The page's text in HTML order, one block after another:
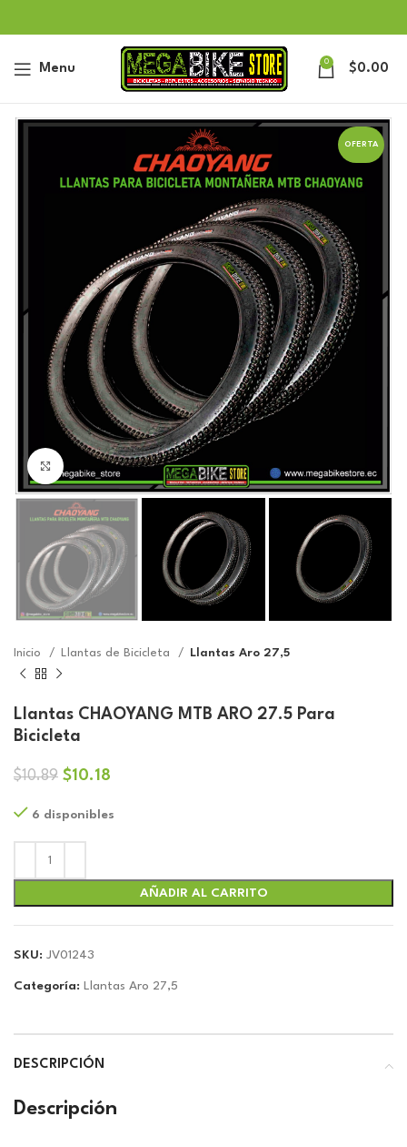
Menu 0 $0.00
OFERTA
Click to enlarge
Inicio Llantas de Bicicleta Llantas Aro 27,5
Llantas CHAOYANG MTB ARO 27.5 Para
Bicicleta
$10.89 El
original
era:
$10.18
actual
6 disponibles
AÑADIR AL CARRITO
SKU: JV01243
Categoría: Llantas Aro 27,5
DESCRIPCIÓN
Descripción